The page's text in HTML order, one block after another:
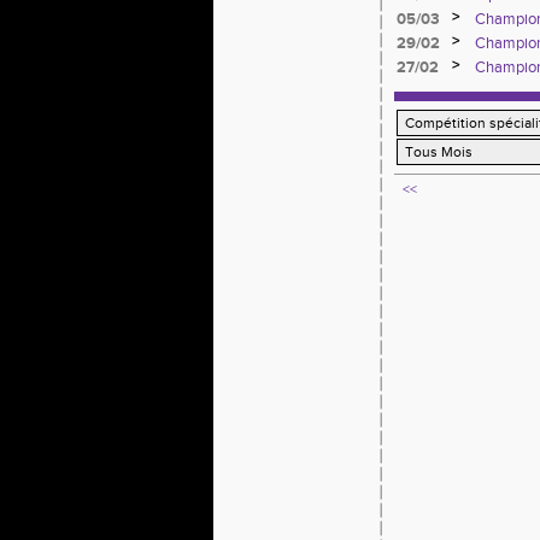
dimanche
05/03 >
29/02 >
27/02
>
<<